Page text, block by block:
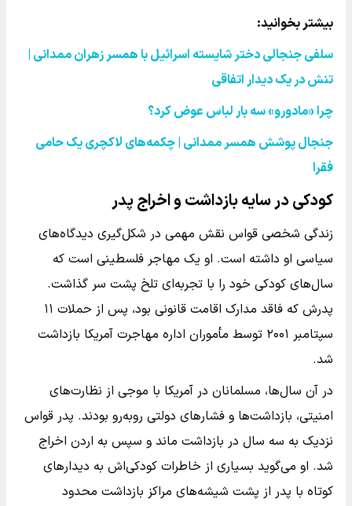
بیشتر بخوانید:‌
سلفی جنجالی دختر شایسته اسرائیل با همسر زهران ممدانی |
تنش در یک دیدار اتفاقی
چرا «مادورو» سه بار لباس عوض کرد؟
جنجال پوشش همسر ممدانی | چکمه‌های لاکچری یک حامی
فقرا
کودکی در سایه بازداشت و اخراج پدر
زندگی شخصی قواس نقش مهمی در شکل‌گیری دیدگاه‌های
سیاسی او داشته است. او یک مهاجر فلسطینی است که
سال‌های کودکی خود را با تجربه‌ای تلخ پشت سر گذاشت.
پدرش که فاقد مدارک اقامت قانونی بود، پس از حملات ۱۱
سپتامبر ۲۰۰۱ توسط مأموران اداره مهاجرت آمریکا بازداشت
شد.
در آن سال‌ها، مسلمانان در آمریکا با موجی از نظارت‌های
امنیتی، بازداشت‌ها و فشارهای دولتی روبه‌رو بودند. پدر قواس
نزدیک به سه سال در بازداشت ماند و سپس به اردن اخراج
شد. او می‌گوید بسیاری از خاطرات کودکی‌اش به دیدارهای
کوتاه با پدر از پشت شیشه‌های مراکز بازداشت محدود